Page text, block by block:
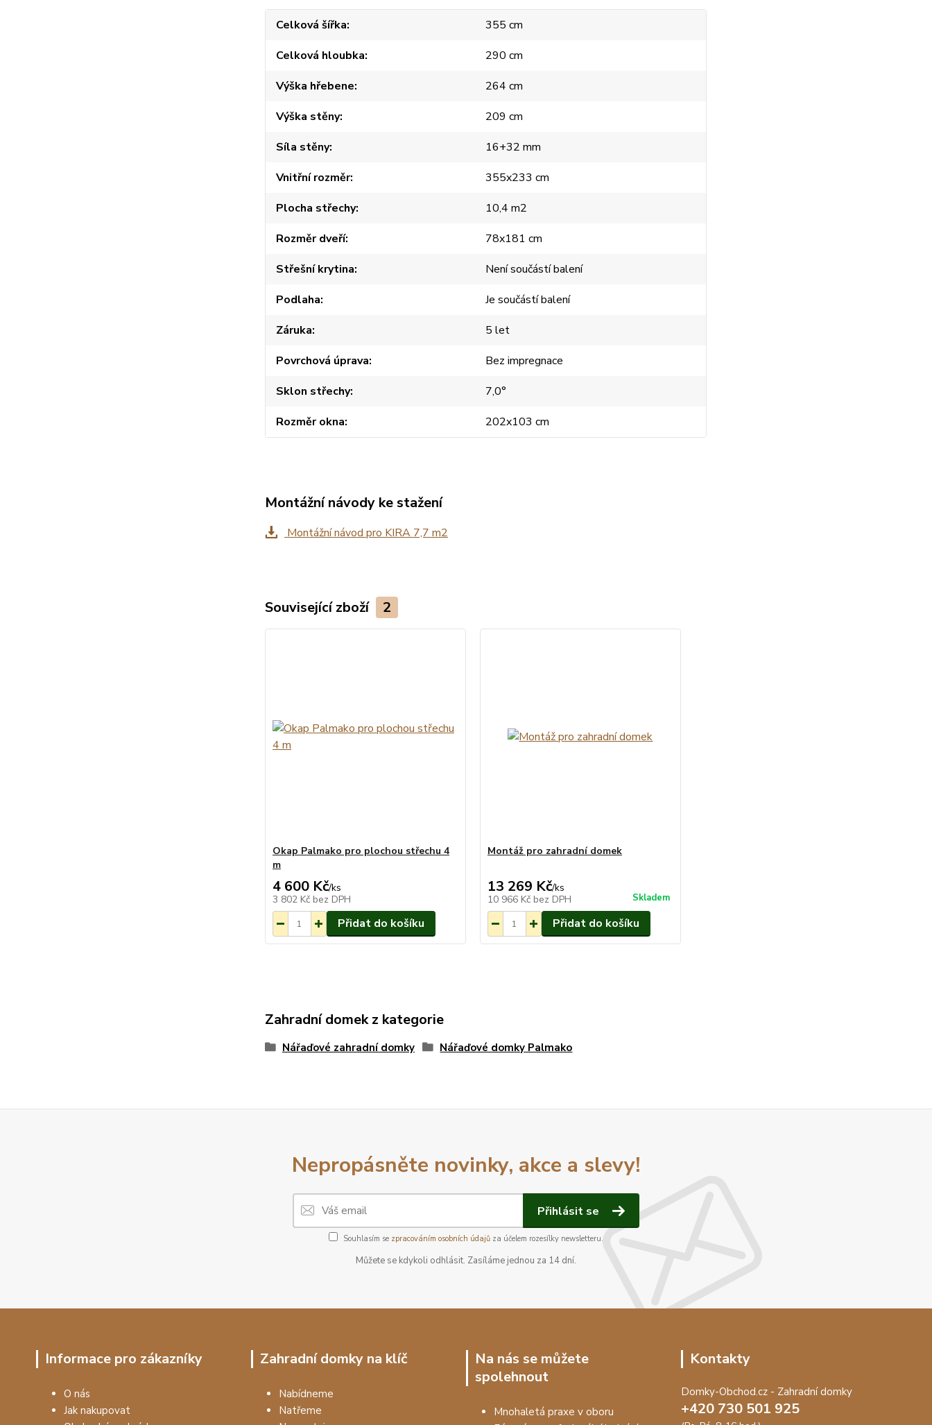
Celková šířka
355 cm
Celková hloubka
290 cm
Výška hřebene
264 cm
Výška stěny
209 cm
Síla stěny
16+32 mm
Vnitřní rozměr
355x233 cm
Plocha střechy
10,4 m2
Rozměr dveří
78x181 cm
Střešní krytina
Není součástí balení
Podlaha
Je součástí balení
Záruka
5 let
Povrchová úprava
Bez impregnace
Sklon střechy
7,0°
Rozměr okna
202x103 cm
Montážní návody ke stažení
Montážní návod pro KIRA 7,7 m2
Související zboží 2
Okap Palmako pro plochou střechu 4
m
4 600 Kč/ks
3 802 Kč bez DPH
Přidat do košíku
Montáž pro zahradní domek
13 269 Kč/ks
10 966 Kč bez DPH Skladem
Přidat do košíku
Zahradní domek z kategorie
Nářaďové zahradní domky Nářaďové domky Palmako
Nepropásněte novinky, akce a slevy!
Přihlásit se
Souhlasím se zpracováním osobních údajů za účelem rozesílky newsletteru.
Můžete se kdykoli odhlásit. Zasíláme jednou za 14 dní.
Informace pro zákazníky
O nás
Jak nakupovat
Zahradní domky na klíč
Nabídneme
Natřeme
Na nás se můžete
spolehnout
Mnohaletá praxe v oboru
Kontakty
Domky-Obchod.cz - Zahradní domky
+420 730 501 925